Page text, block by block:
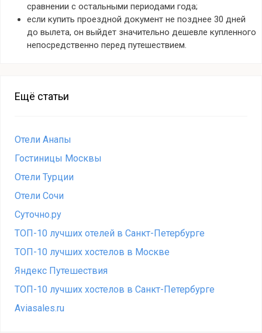
сравнении с остальными периодами года;
если купить проездной документ не позднее 30 дней
до вылета, он выйдет значительно дешевле купленного
непосредственно перед путешествием.
Ещё статьи
Отели Анапы
Гостиницы Москвы
Отели Турции
Отели Сочи
Суточно.ру
ТОП-10 лучших отелей в Санкт-Петербурге
ТОП-10 лучших хостелов в Москве
Яндекс Путешествия
ТОП-10 лучших хостелов в Санкт-Петербурге
Aviasales.ru